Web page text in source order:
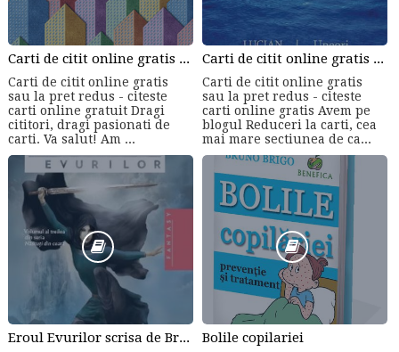
Carti de citit online gratis sau la pret redus - citeste carti online gratuit din cele mai mari librarii online!
Carti de citit online gratis
sau la pret redus - citeste
carti online gratuit Dragi
cititori, dragi pasionati de
carti. Va salut! Am ...
Carti de citit online gratis sau la pret redus - citeste carti online gratis
Carti de citit online gratis
sau la pret redus - citeste
carti online gratis Avem pe
blogul Reduceri la carti, cea
mai mare sectiunea de ca...
Eroul Evurilor scrisa de Brandon Sanderson (Volumul 3) Bolile copilariei